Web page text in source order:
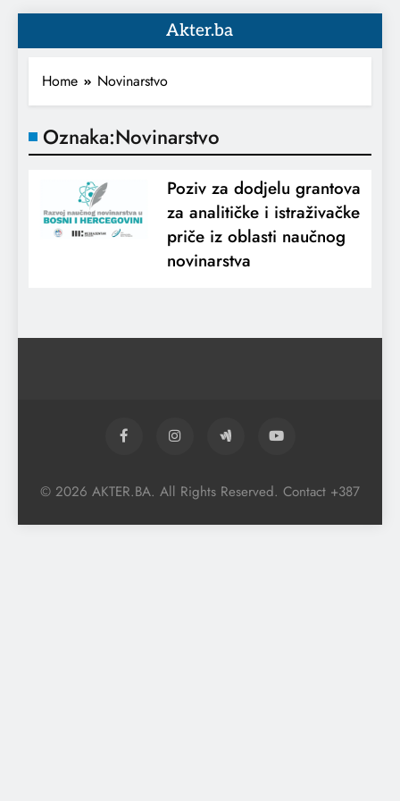
Akter.ba
Home Novinarstvo
Oznaka:Novinarstvo
Poziv za dodjelu grantova
za analitičke i istraživačke
priče iz oblasti naučnog
novinarstva
© 2026 AKTER.BA. All Rights Reserved. Contact +387